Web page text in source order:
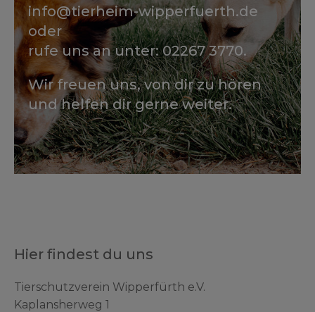
info@tierheim-wipperfuerth.de
oder
rufe uns an unter: 02267 3770.
Wir freuen uns, von dir zu hören
und helfen dir gerne weiter.
Hier findest du uns
Tierschutzverein Wipperfürth e.V.
Kaplansherweg 1